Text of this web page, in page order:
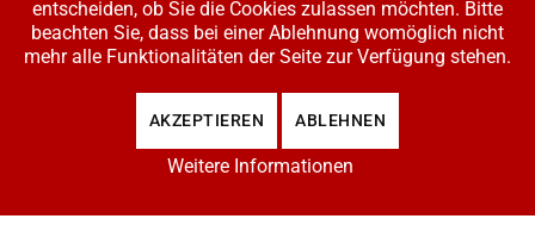
LOGIN
REGISTRIEREN
Copyright © 2026 Modellbahnladen Klee GbR. Alle Rechte vorbehalten. Design:
entscheiden, ob Sie die Cookies zulassen möchten. Bitte
beachten Sie, dass bei einer Ablehnung womöglich nicht
mehr alle Funktionalitäten der Seite zur Verfügung stehen.
AKZEPTIEREN ABLEHNEN
Weitere Informationen